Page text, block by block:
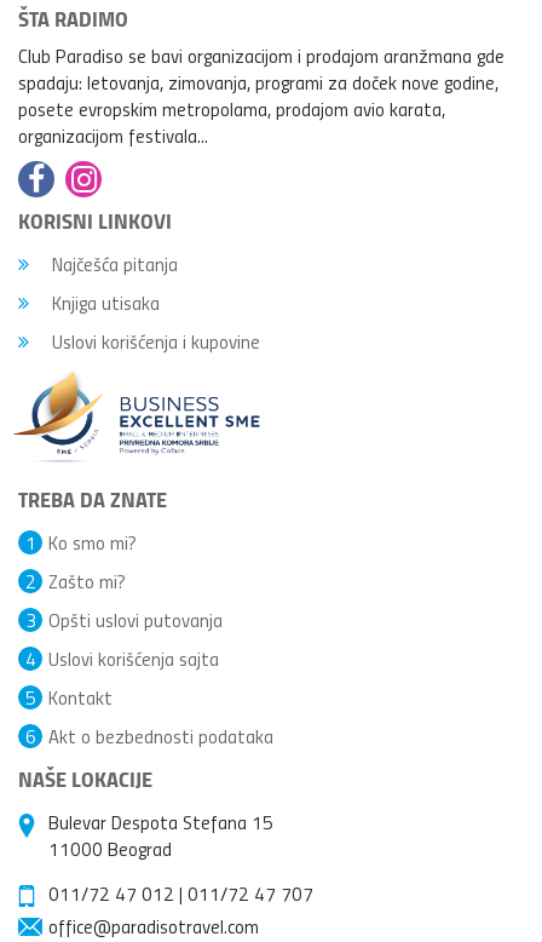
ŠTA RADIMO
Club Paradiso se bavi organizacijom i prodajom aranžmana gde
spadaju: letovanja, zimovanja, programi za doček nove godine,
posete evropskim metropolama, prodajom avio karata,
organizacijom festivala...
KORISNI LINKOVI
Najčešća pitanja
Knjiga utisaka
Uslovi korišćenja i kupovine
TREBA DA ZNATE
Ko smo mi?
1
Zašto mi?
2
Opšti uslovi putovanja
3
Uslovi korišćenja sajta
4
Kontakt
5
Akt o bezbednosti podataka
6
NAŠE LOKACIJE
Bulevar Despota Stefana 15
11000 Beograd
011/72 47 012 | 011/72 47 707
office@paradisotravel.com